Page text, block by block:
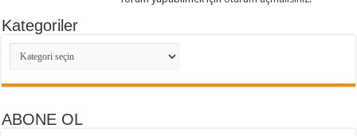
Kategoriler
Kategoriler
ABONE OL